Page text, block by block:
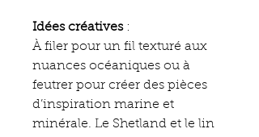
Idées créatives:
À filer pour un fil texturé aux
nuances océaniques ou à
feutrer pour créer des pièces
d’inspiration marine et
minérale. Le Shetland et le lin